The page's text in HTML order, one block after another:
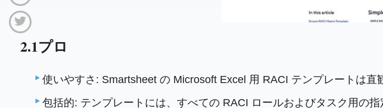
2.1プロ
使いやすさ: Smartsheet の Microsoft Excel 用 RACI テンプレートは
包括的: テンプレートには、すべての RACI ロールおよびタスク用の